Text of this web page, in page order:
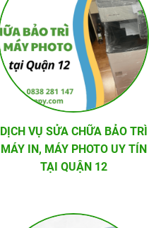
DỊCH VỤ SỬA CHỮA BẢO TRÌ
MÁY IN, MÁY PHOTO UY TÍN
TẠI QUẬN 12